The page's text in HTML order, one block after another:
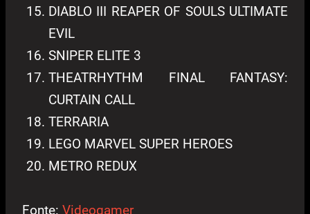
DIABLO III REAPER OF SOULS ULTIMATE
EVIL
SNIPER ELITE 3
THEATRHYTHM FINAL FANTASY:
CURTAIN CALL
TERRARIA
LEGO MARVEL SUPER HEROES
METRO REDUX
Fonte: Videogamer